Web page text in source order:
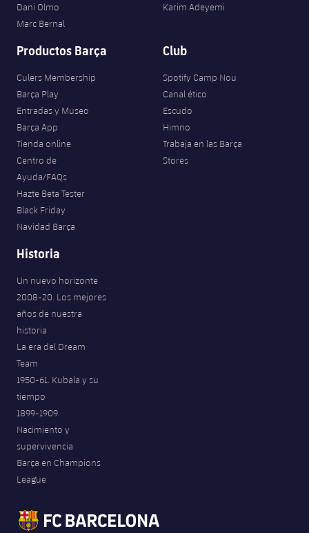
Dani Olmo
Marc Bernal
Karim Adeyemi
Productos Barça
Culers Membership
Barça Play
Entradas y Museo
Barça App
Tienda online
Centro de
Ayuda/FAQs
Hazte Beta Tester
Black Friday
Navidad Barça
Club
Spotify Camp Nou
Canal ético
Escudo
Himno
Trabaja en las Barça
Stores
Historia
Un nuevo horizonte
2008-20. Los mejores
años de nuestra
historia
La era del Dream
Team
1950-61. Kubala y su
tiempo
1899-1909.
Nacimiento y
supervivencia
Barça en Champions
League